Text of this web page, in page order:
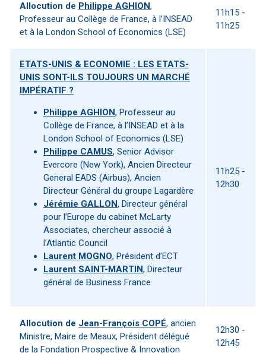
Allocution de Philippe AGHION,
Professeur au Collège de France, à l’INSEAD
et à la London School of Economics (LSE)
11h15 -
11h25
ETATS-UNIS & ECONOMIE : LES ETATS-
UNIS SONT-ILS TOUJOURS UN MARCHÉ
IMPÉRATIF ?
Philippe AGHION, Professeur au
Collège de France, à l’INSEAD et à la
London School of Economics (LSE)
Philippe CAMUS, Senior Advisor
Evercore (New York), Ancien Directeur
General EADS (Airbus), Ancien
Directeur Général du groupe Lagardère
Jérémie GALLON, Directeur général
pour l’Europe du cabinet McLarty
Associates, chercheur associé à
l’Atlantic Council
Laurent MOGNO, Président d’ECT
Laurent SAINT-MARTIN, Directeur
général de Business France
11h25 -
12h30
Allocution de Jean-François COPÉ, ancien
Ministre, Maire de Meaux, Président délégué
de la Fondation Prospective & Innovation
12h30 -
12h45